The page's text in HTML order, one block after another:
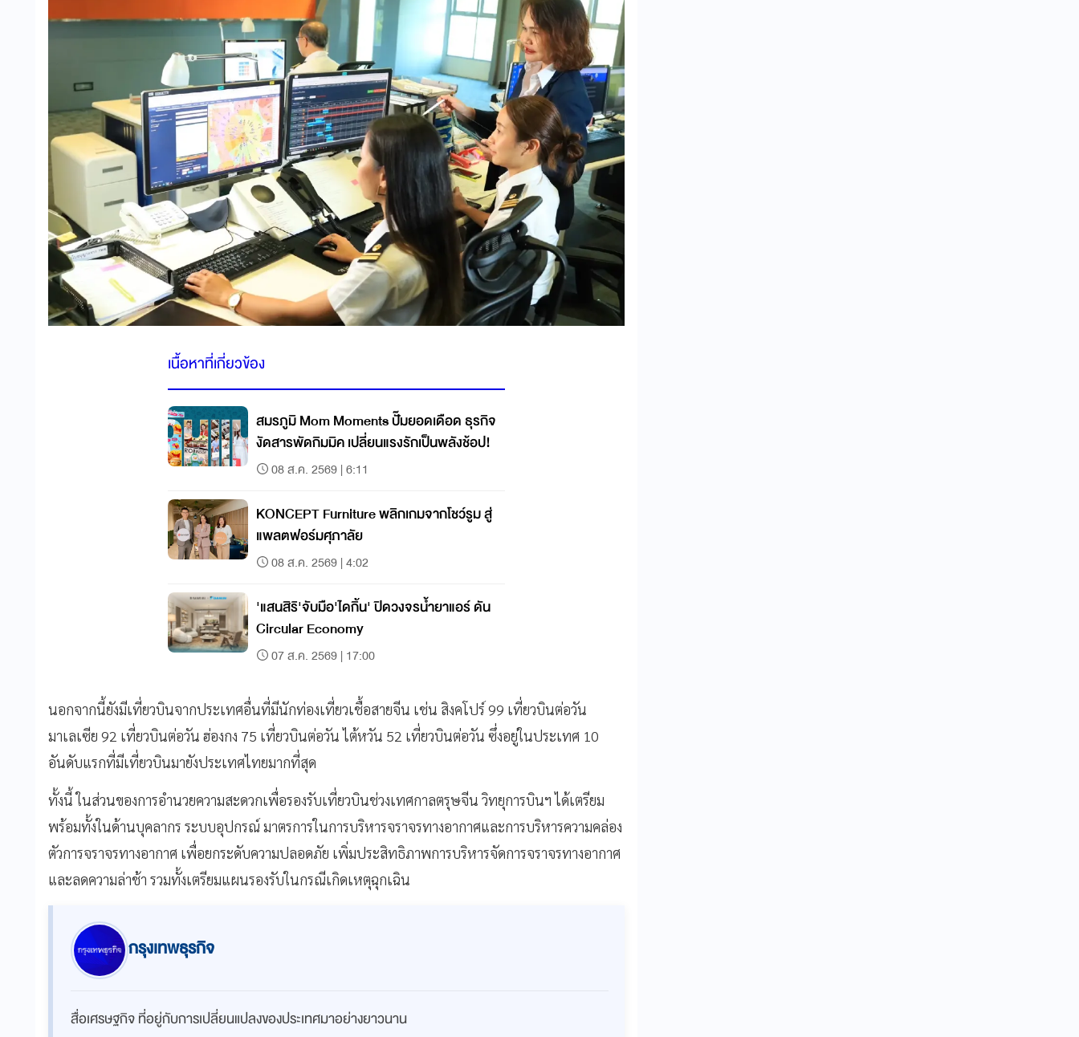
เนื้อหาที่เกี่ยวข้อง
สมรภูมิ Mom Moments ปั๊มยอดเดือด ธุรกิจ
งัดสารพัดกิมมิค เปลี่ยนแรงรักเป็นพลังช้อป!
08 ส.ค. 2569 | 6:11
KONCEPT Furniture พลิกเกมจากโชว์รูม สู่
แพลตฟอร์มศุภาลัย
08 ส.ค. 2569 | 4:02
'แสนสิริ'จับมือ'ไดกิ้น' ปิดวงจรน้ำยาแอร์ ดัน
Circular Economy
07 ส.ค. 2569 | 17:00
นอกจากนี้ยังมีเที่ยวบินจากประเทศอื่นที่มีนักท่องเที่ยวเชื้อสายจีน เช่น สิงคโปร์ 99 เที่ยวบินต่อวัน
มาเลเซีย 92 เที่ยวบินต่อวัน ฮ่องกง 75 เที่ยวบินต่อวัน ไต้หวัน 52 เที่ยวบินต่อวัน ซึ่งอยู่ในประเทศ 10
อันดับแรกที่มีเที่ยวบินมายังประเทศไทยมากที่สุด
ทั้งนี้ ในส่วนของการอำนวยความสะดวกเพื่อรองรับเที่ยวบินช่วงเทศกาลตรุษจีน วิทยุการบินฯ ได้เตรียม
พร้อมทั้งในด้านบุคลากร ระบบอุปกรณ์ มาตรการในการบริหารจราจรทางอากาศและการบริหารความคล่อง
ตัวการจราจรทางอากาศ เพื่อยกระดับความปลอดภัย เพิ่มประสิทธิภาพการบริหารจัดการจราจรทางอากาศ
และลดความล่าช้า รวมทั้งเตรียมแผนรองรับในกรณีเกิดเหตุฉุกเฉิน
กรุงเทพธุรกิจ
สื่อเศรษฐกิจ ที่อยู่กับการเปลี่ยนแปลงของประเทศมาอย่างยาวนาน